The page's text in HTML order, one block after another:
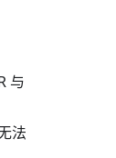
与
法